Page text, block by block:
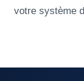
votre système